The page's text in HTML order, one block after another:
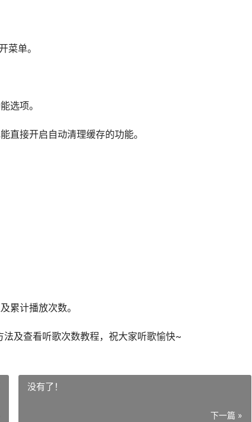
菜单。
选项。
直接开启自动清理缓存的功能。
累计播放次数。
及查看听歌次数教程，祝大家听歌愉快~
没有了！
下一篇 »